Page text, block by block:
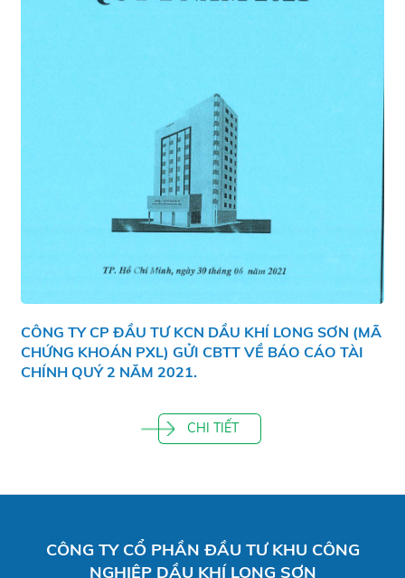
CÔNG TY CP ĐẦU TƯ KCN DẦU KHÍ LONG SƠN (MÃ
CHỨNG KHOÁN PXL) GỬI CBTT VỀ BÁO CÁO TÀI
CHÍNH QUÝ 2 NĂM 2021.
CHI TIẾT
CÔNG TY CỔ PHẦN ĐẦU TƯ KHU CÔNG
NGHIỆP DẦU KHÍ LONG SƠN